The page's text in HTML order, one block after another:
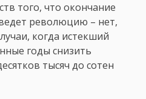
того, что окончание
революцию – нет,
когда истекший
годы снизить
тысяч до сотен